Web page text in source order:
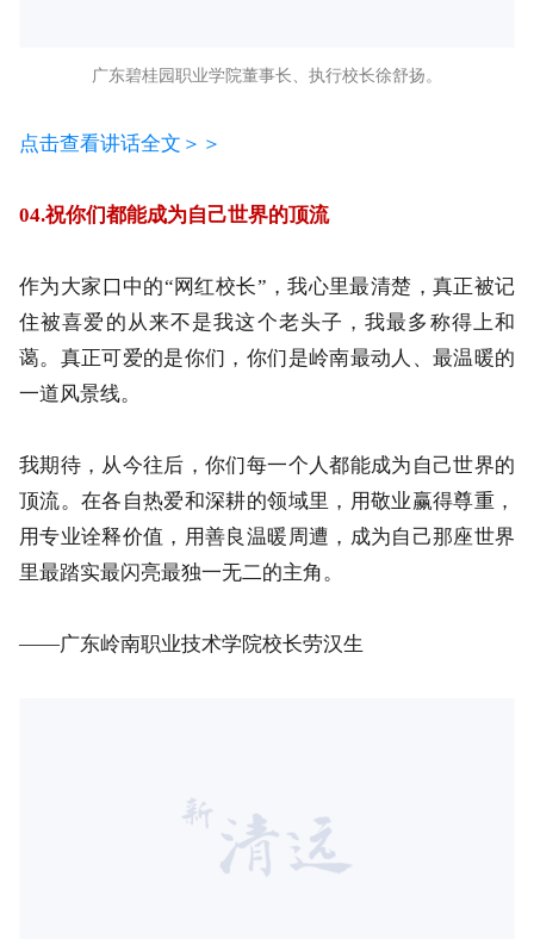
广东碧桂园职业学院董事长、执行校长徐舒扬。
点击查看讲话全文＞＞
04.祝你们都能成为自己世界的顶流
作为大家口中的“网红校长”，我心里最清楚，真正被记
住被喜爱的从来不是我这个老头子，我最多称得上和
一道风景线。
我期待，从今往后，你们每一个人都能成为自己世界的
顶流。在各自热爱和深耕的领域里，用敬业赢得尊重，
里最踏实最闪亮最独一无二的主角。